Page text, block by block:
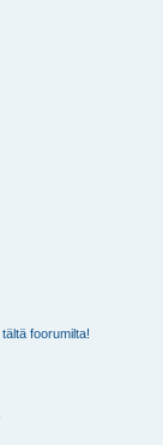
foorumilta!